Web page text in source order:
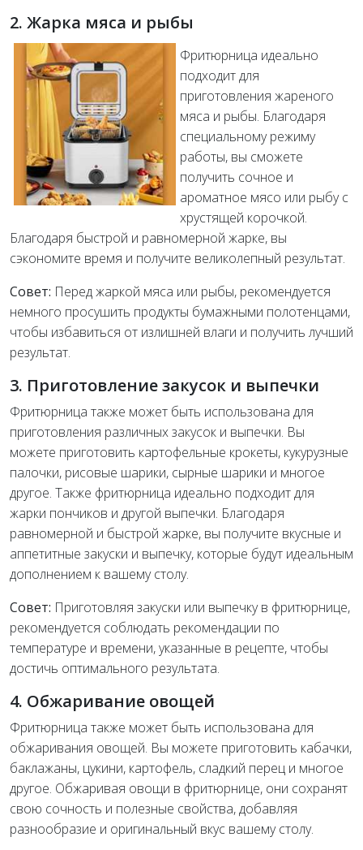
2. Жарка мяса и рыбы
Фритюрница идеально
подходит для
приготовления жареного
мяса и рыбы. Благодаря
специальному режиму
работы, вы сможете
получить сочное и
ароматное мясо или рыбу с
хрустящей корочкой.
Благодаря быстрой и равномерной жарке, вы
сэкономите время и получите великолепный результат.
Совет: Перед жаркой мяса или рыбы, рекомендуется
немного просушить продукты бумажными полотенцами,
чтобы избавиться от излишней влаги и получить лучший
результат.
3. Приготовление закусок и выпечки
Фритюрница также может быть использована для
приготовления различных закусок и выпечки. Вы
можете приготовить картофельные крокеты, кукурузные
палочки, рисовые шарики, сырные шарики и многое
другое. Также фритюрница идеально подходит для
жарки пончиков и другой выпечки. Благодаря
равномерной и быстрой жарке, вы получите вкусные и
аппетитные закуски и выпечку, которые будут идеальным
дополнением к вашему столу.
Совет: Приготовляя закуски или выпечку в фритюрнице,
рекомендуется соблюдать рекомендации по
температуре и времени, указанные в рецепте, чтобы
достичь оптимального результата.
4. Обжаривание овощей
Фритюрница также может быть использована для
обжаривания овощей. Вы можете приготовить кабачки,
баклажаны, цукини, картофель, сладкий перец и многое
другое. Обжаривая овощи в фритюрнице, они сохранят
свою сочность и полезные свойства, добавляя
разнообразие и оригинальный вкус вашему столу.